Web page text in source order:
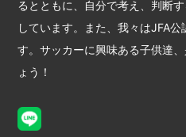
るとともに、自分で考え、判断
しています。また、我々はJFA
す。サッカーに興味ある子供達
ょう！